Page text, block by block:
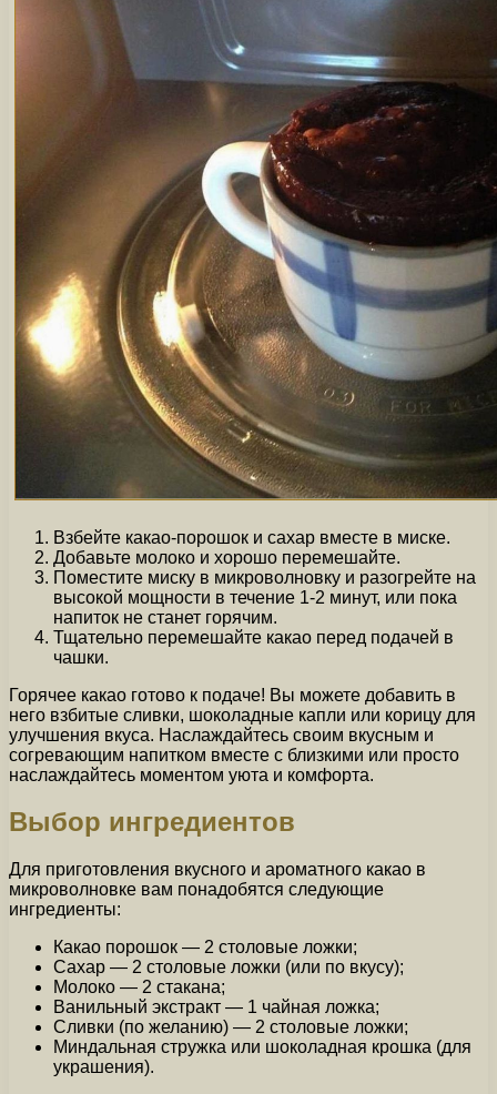
Взбейте какао-порошок и сахар вместе в миске.
Добавьте молоко и хорошо перемешайте.
Поместите миску в микроволновку и разогрейте на
высокой мощности в течение 1-2 минут, или пока
напиток не станет горячим.
Тщательно перемешайте какао перед подачей в
чашки.
Горячее какао готово к подаче! Вы можете добавить в
него взбитые сливки, шоколадные капли или корицу для
улучшения вкуса. Наслаждайтесь своим вкусным и
согревающим напитком вместе с близкими или просто
наслаждайтесь моментом уюта и комфорта.
Выбор ингредиентов
Для приготовления вкусного и ароматного какао в
микроволновке вам понадобятся следующие
ингредиенты:
Какао порошок — 2 столовые ложки;
Сахар — 2 столовые ложки (или по вкусу);
Молоко — 2 стакана;
Ванильный экстракт — 1 чайная ложка;
Сливки (по желанию) — 2 столовые ложки;
Миндальная стружка или шоколадная крошка (для
украшения).